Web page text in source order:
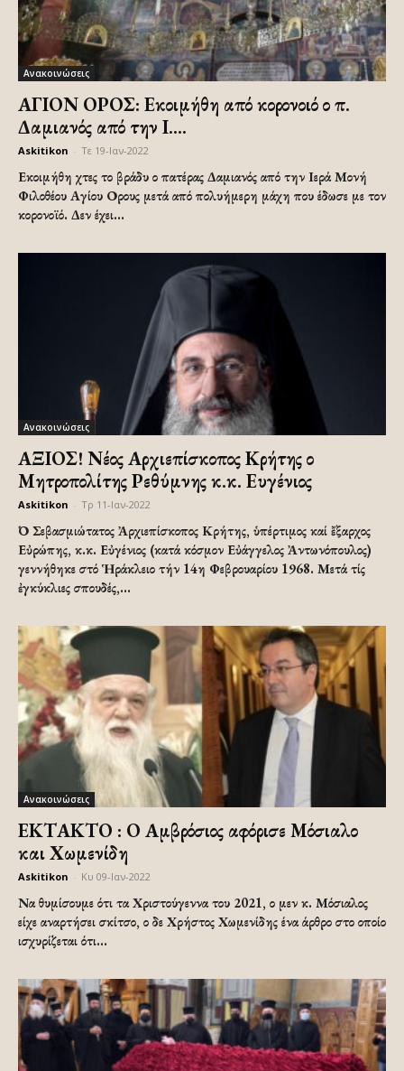
Ανακοινώσεις
ΑΓΙΟΝ ΟΡΟΣ: Εκοιμήθη από κορονοιό ο π.
Δαμιανός από την Ι....
Askitikon Τε 19-Ιαν-2022
Εκοιμήθη χτες το βράδυ ο πατέρας Δαμιανός από την Ιερά Μονή
Φιλοθέου Αγίου Ορους μετά από πολυήμερη μάχη που έδωσε με τον
κορονοϊό. Δεν έχει...
Ανακοινώσεις
ΑΞΙΟΣ! Νέος Αρχιεπίσκοπος Κρήτης ο
Μητροπολίτης Ρεθύμνης κ.κ. Ευγένιος
Askitikon Τρ 11-Ιαν-2022
῾Ο Σεβασμιώτατος Ἀρχιεπίσκοπος Κρήτης, ὑπέρτιμος καί ἔξαρχος
Εὐρώπης, κ.κ. Εὐγένιος (κατά κόσμον Εὐάγγελος Ἀντωνόπουλος)
γεννήθηκε στό Ἡράκλειο τήν 14η Φεβρουαρίου 1968. Μετά τίς
ἐγκύκλιες σπουδές,...
Ανακοινώσεις
ΕΚΤΑΚΤΟ : Ο Αμβρόσιος αφόρισε Μόσιαλο
και Χωμενίδη
Askitikon Κυ 09-Ιαν-2022
Να θυμίσουμε ότι τα Χριστούγεννα του 2021, ο μεν κ. Μόσιαλος
είχε αναρτήσει σκίτσο, ο δε Χρήστος Χωμενίδης ένα άρθρο στο οποίο
ισχυρίζεται ότι...